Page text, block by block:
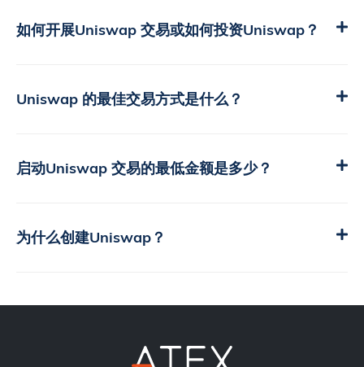
如何开展Uniswap 交易或如何投资Uniswap？
Uniswap 的最佳交易方式是什么？
启动Uniswap 交易的最低金额是多少？
为什么创建Uniswap？